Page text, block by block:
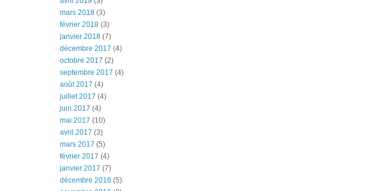
mars 2018 (3)
février 2018 (3)
janvier 2018 (7)
décembre 2017 (4)
octobre 2017 (2)
septembre 2017 (4)
août 2017 (4)
juillet 2017 (4)
juin 2017 (4)
mai 2017 (10)
avril 2017 (3)
mars 2017 (5)
février 2017 (4)
janvier 2017 (7)
décembre 2016 (5)